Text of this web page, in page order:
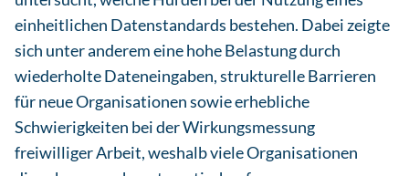
einheitlichen Datenstandards bestehen. Dabei zeigte
sich unter anderem eine hohe Belastung durch
wiederholte Dateneingaben, strukturelle Barrieren
für neue Organisationen sowie erhebliche
Schwierigkeiten bei der Wirkungsmessung
freiwilliger Arbeit, weshalb viele Organisationen